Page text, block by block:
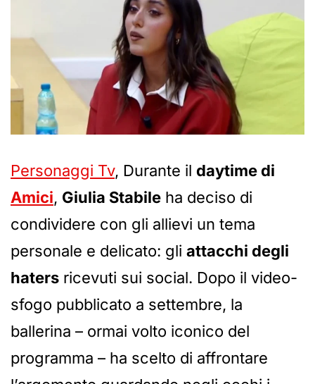
Personaggi Tv, Durante il daytime di
Amici, Giulia Stabile ha deciso di
condividere con gli allievi un tema
personale e delicato: gli attacchi degli
haters ricevuti sui social. Dopo il video-
sfogo pubblicato a settembre, la
ballerina – ormai volto iconico del
programma – ha scelto di affrontare